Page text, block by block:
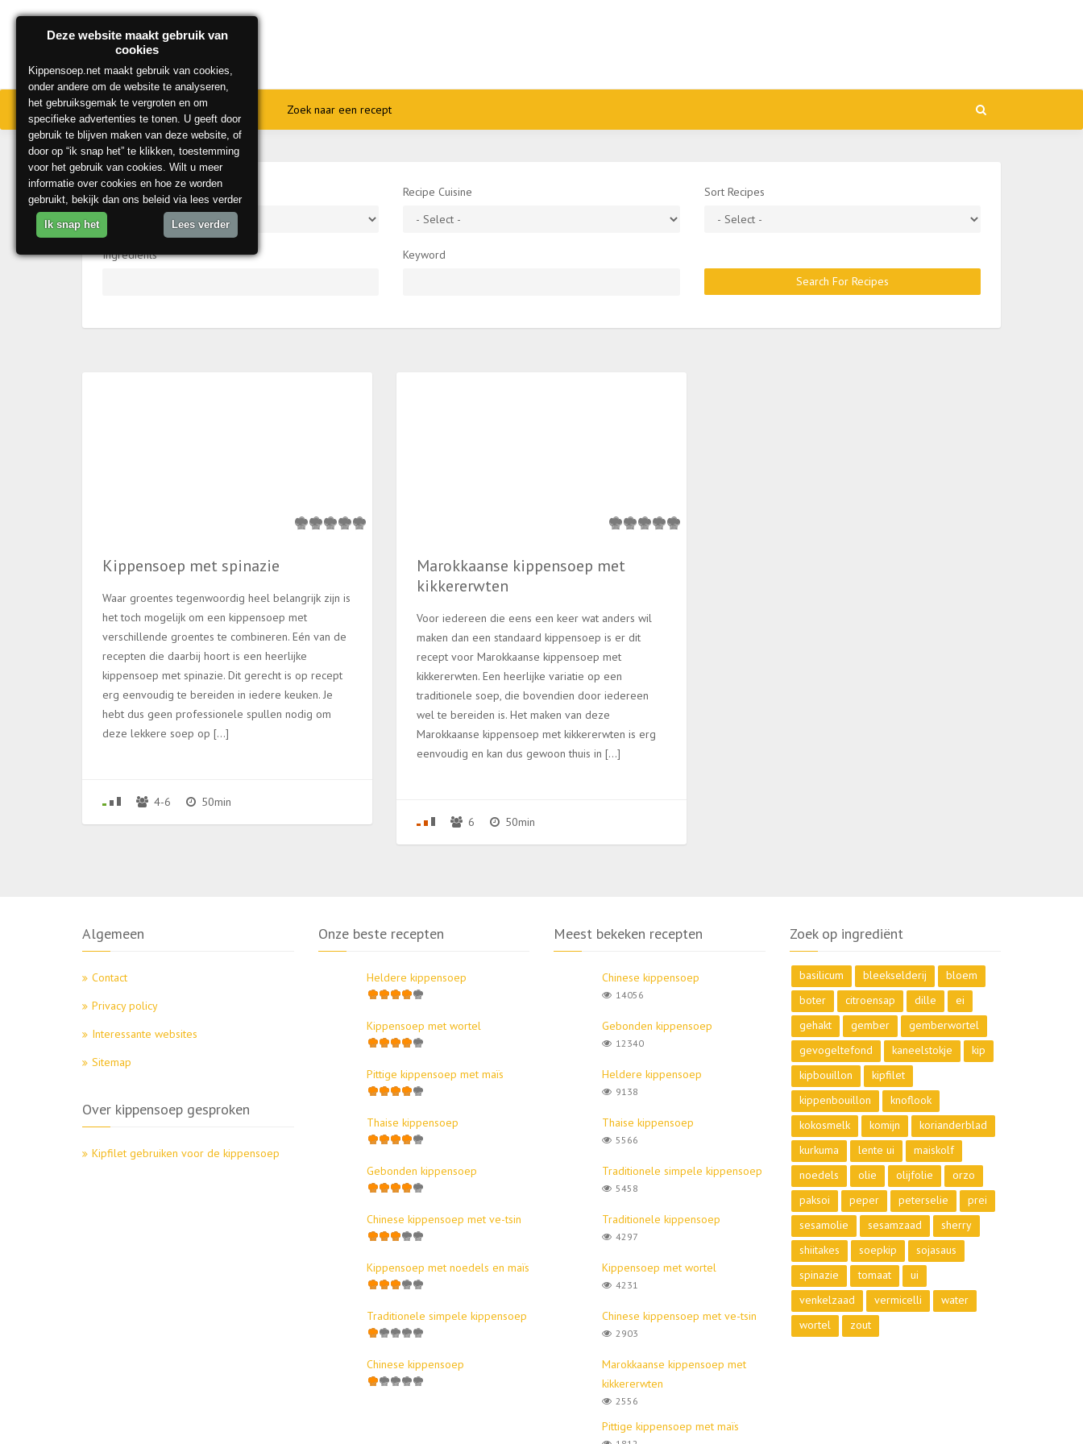
Home Onze beste recepten Zoek naar een recept
Recipe Category Recipe Cuisine Sort Recipes
Ingredients
Keyword
Search For Recipes
Kippensoep met spinazie
Waar groentes tegenwoordig heel belangrijk zijn is
het toch mogelijk om een kippensoep met
verschillende groentes te combineren. Eén van de
recepten die daarbij hoort is een heerlijke
kippensoep met spinazie. Dit gerecht is op recept
erg eenvoudig te bereiden in iedere keuken. Je
hebt dus geen professionele spullen nodig om
deze lekkere soep op […]
4-6 50min
Marokkaanse kippensoep met
kikkererwten
Voor iedereen die eens een keer wat anders wil
maken dan een standaard kippensoep is er dit
recept voor Marokkaanse kippensoep met
kikkererwten. Een heerlijke variatie op een
traditionele soep, die bovendien door iedereen
wel te bereiden is. Het maken van deze
Marokkaanse kippensoep met kikkererwten is erg
eenvoudig en kan dus gewoon thuis in […]
6 50min
Algemeen
Contact
Privacy policy
Interessante websites
Sitemap
Over kippensoep gesproken
Kipfilet gebruiken voor de kippensoep
Onze beste recepten
Heldere kippensoep
Kippensoep met wortel
Pittige kippensoep met maïs
Thaise kippensoep
Gebonden kippensoep
Chinese kippensoep met ve-tsin
Kippensoep met noedels en maïs
Traditionele simpele kippensoep
Chinese kippensoep
Meest bekeken recepten
Chinese kippensoep
14056
Gebonden kippensoep
12340
Heldere kippensoep
9138
Thaise kippensoep
5566
Traditionele simpele kippensoep
5458
Traditionele kippensoep
4297
Kippensoep met wortel
4231
Chinese kippensoep met ve-tsin
2903
Marokkaanse kippensoep met
kikkererwten
2556
Pittige kippensoep met maïs
Zoek op ingrediënt
basilicum bleekselderij
bloem
boter
citroensap dille
ei
gehakt
gember
gemberwortel
gevogeltefond
kaneelstokje
kip
kipbouillon
kipfilet
kippenbouillon
knoflook
kokosmelk
komijn
korianderblad
kurkuma
lente ui
maiskolf
noedels
olie olijfolie
orzo
paksoi
peper peterselie
prei
sesamolie
sesamzaad
sherry
shiitakes
soepkip
sojasaus
spinazie
tomaat
ui
venkelzaad
vermicelli
water
wortel
zout
Deze website maakt gebruik van
cookies
Kippensoep.net maakt gebruik van cookies,
onder andere om de website te analyseren,
het gebruiksgemak te vergroten en om
specifieke advertenties te tonen. U geeft door
gebruik te blijven maken van deze website, of
door op “ik snap het” te klikken, toestemming
voor het gebruik van cookies. Wilt u meer
informatie over cookies en hoe ze worden
gebruikt, bekijk dan ons beleid via lees verder
Ik snap het Lees verder